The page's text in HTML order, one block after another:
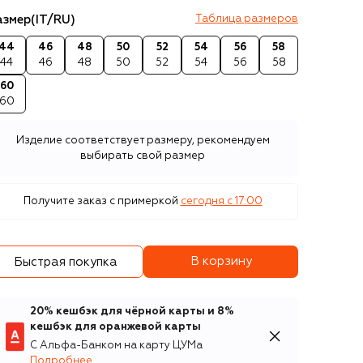
(IT/RU) Таблица размеров
44
46
46
48
48
50
50
52
52
54
54
56
56
58
58
60
Изделие соответствует размеру, рекомендуем
выбирать свой размер
Получите заказ с примеркой сегодня c 17:00
Быстрая покупка В корзину
20% кешбэк для чёрной карты и 8%
кешбэк для оранжевой карты
С Альфа-Банком на карту ЦУМа